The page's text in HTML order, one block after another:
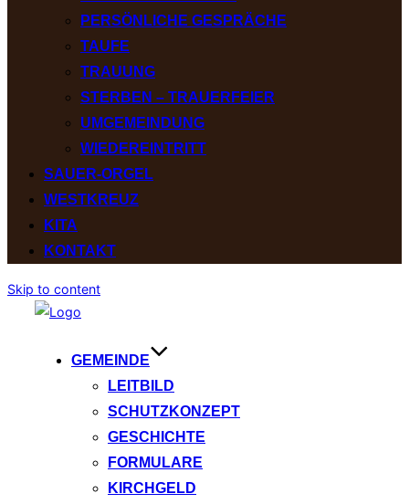
PERSÖNLICHE GESPRÄCHE
TAUFE
TRAUUNG
STERBEN – TRAUERFEIER
UMGEMEINDUNG
WIEDEREINTRITT
SAUER-ORGEL
WESTKREUZ
KITA
KONTAKT
Skip to content
GEMEINDE
LEITBILD
SCHUTZKONZEPT
GESCHICHTE
FORMULARE
KIRCHGELD